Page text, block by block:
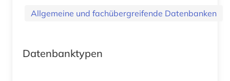
Allgemeine und fachübergreifende Datenbanken
Datenbanktypen